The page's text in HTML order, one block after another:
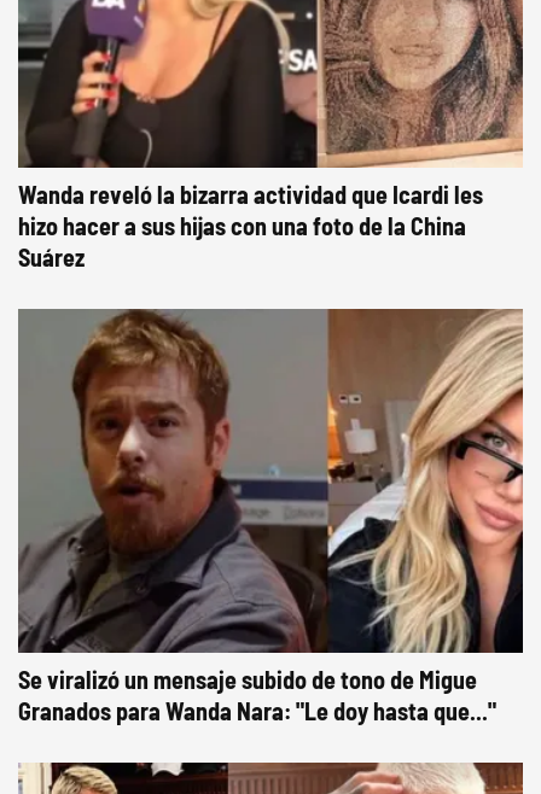
Wanda reveló la bizarra actividad que Icardi les
hizo hacer a sus hijas con una foto de la China
Suárez
Se viralizó un mensaje subido de tono de Migue
Granados para Wanda Nara: "Le doy hasta que..."